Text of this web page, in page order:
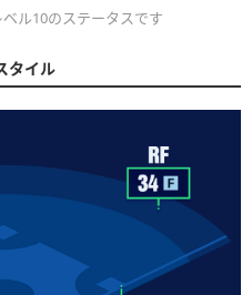
ル10のステータスです
タイル